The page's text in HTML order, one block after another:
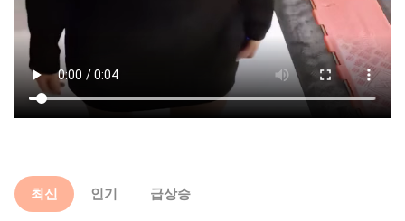
최신 인기 급상승